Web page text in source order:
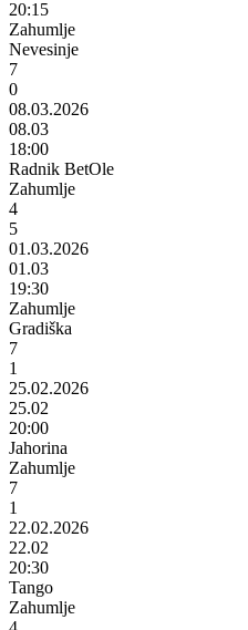
20:15
Zahumlje
Nevesinje
7
0
08.03.2026
08.03
18:00
Radnik BetOle
Zahumlje
4
5
01.03.2026
01.03
19:30
Zahumlje
Gradiška
7
1
25.02.2026
25.02
20:00
Jahorina
Zahumlje
7
1
22.02.2026
22.02
20:30
Tango
Zahumlje